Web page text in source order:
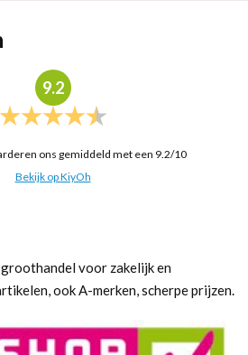
9.2
ons gemiddeld met een 9.2/10
Bekijk op KiyOh
voor zakelijk en
ook A-merken, scherpe prijzen.